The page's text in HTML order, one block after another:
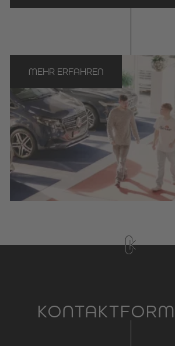
MEHR ERFAHREN